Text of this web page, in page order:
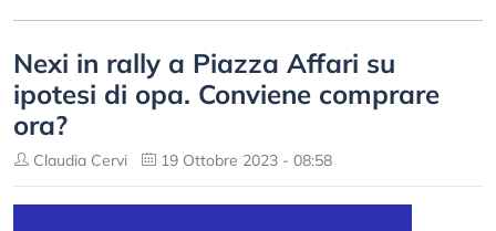
Nexi in rally a Piazza Affari su
ipotesi di opa. Conviene comprare
ora?
Claudia Cervi 19 Ottobre 2023 - 08:58